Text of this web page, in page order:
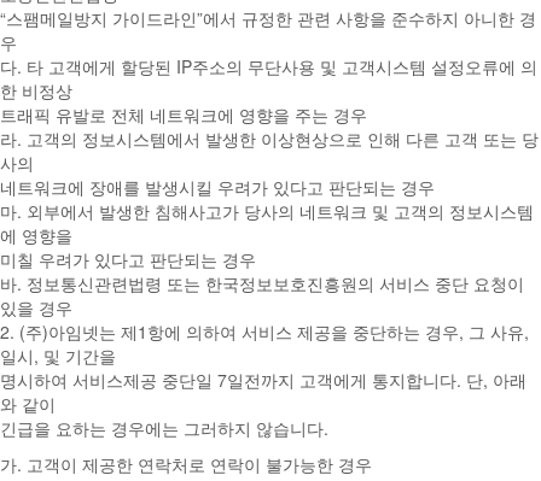
“스팸메일방지 가이드라인”에서 규정한 관련 사항을 준수하지 아니한 경
우
다. 타 고객에게 할당된 IP주소의 무단사용 및 고객시스템 설정오류에 의
한 비정상
트래픽 유발로 전체 네트워크에 영향을 주는 경우
라. 고객의 정보시스템에서 발생한 이상현상으로 인해 다른 고객 또는 당
사의
네트워크에 장애를 발생시킬 우려가 있다고 판단되는 경우
마. 외부에서 발생한 침해사고가 당사의 네트워크 및 고객의 정보시스템
에 영향을
미칠 우려가 있다고 판단되는 경우
바. 정보통신관련법령 또는 한국정보보호진흥원의 서비스 중단 요청이
있을 경우
2. (주)아임넷는 제1항에 의하여 서비스 제공을 중단하는 경우, 그 사유,
일시, 및 기간을
명시하여 서비스제공 중단일 7일전까지 고객에게 통지합니다. 단, 아래
와 같이
긴급을 요하는 경우에는 그러하지 않습니다.
가. 고객이 제공한 연락처로 연락이 불가능한 경우